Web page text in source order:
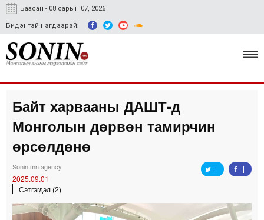
Баасан - 08 сарын 07, 2026
Бидэнтэй нэгдээрэй:
Улс төр, эдийн засаг
Гэмт хэрэг
Easy news
Байт харвааны ДАШТ-д
Монголын дөрвөн тамирчин
өрсөлдөнө
Sonin.mn agency
2025.09.01
Сэтгэгдэл (2)